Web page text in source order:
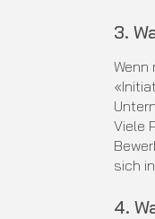
3.
Wenn
Viele
sich
4.